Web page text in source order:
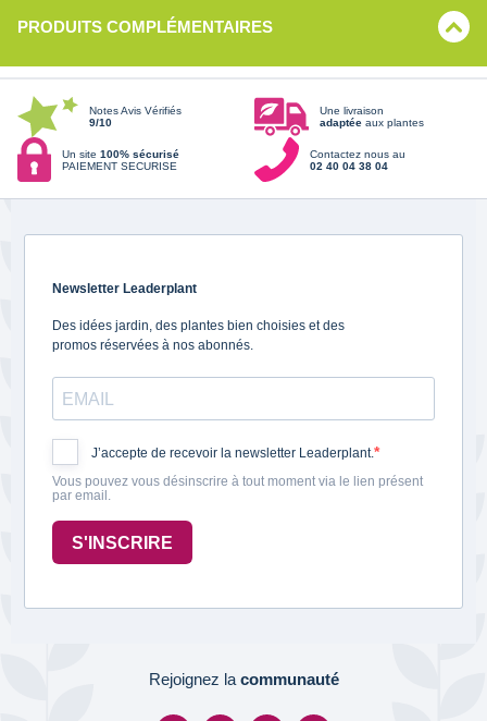
PRODUITS COMPLÉMENTAIRES
Notes Avis Vérifiés
9/10
Une livraison
adaptée aux plantes
Un site 100% sécurisé
PAIEMENT SECURISE
Contactez nous au
02 40 04 38 04
Newsletter Leaderplant
Des idées jardin, des plantes bien choisies et des
promos réservées à nos abonnés.
J’accepte de recevoir la newsletter Leaderplant.
Vous pouvez vous désinscrire à tout moment via le lien présent
par email.
S'INSCRIRE
Rejoignez la communauté